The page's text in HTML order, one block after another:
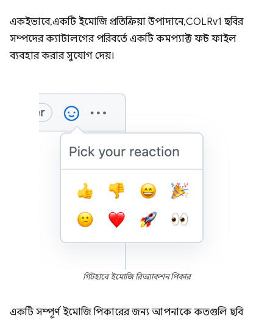
একইভাবে, একটি ইমোজি প্রতিক্রিয়া উপাদানে, COLRv1 ছবির
সম্পদের ক্যাটালগের পরিবর্তে একটি কমপ্যাক্ট ফন্ট ফাইল
ব্যবহার করার সুযোগ দেয়।
গিটহাবে ইমোজি রিঅ্যাকশন পিকার
একটি সম্পূর্ণ ইমোজি পিকারের জন্য আপনাকে কতগুলি ছবি